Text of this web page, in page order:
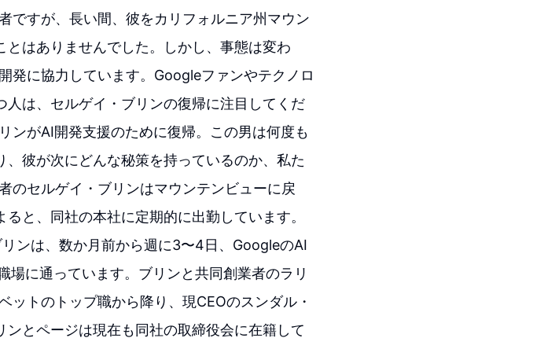
ですが、長い間、彼をカリフォルニア州マウン
はありませんでした。しかし、事態は変わ
発に協力しています。Googleファンやテクノロ
は、セルゲイ・ブリンの復帰に注目してくだ
ンがAI開発支援のために復帰。この男は何度も
彼が次にどんな秘策を持っているのか、私た
のセルゲイ・ブリンはマウンテンビューに戻
と、同社の本社に定期的に出勤しています。
ンは、数か月前から週に3〜4日、GoogleのAI
場に通っています。ブリンと共同創業者のラリ
ットのトップ職から降り、現CEOのスンダル・
とページは現在も同社の取締役会に在籍して